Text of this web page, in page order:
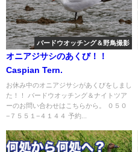
バードウオッチング＆野鳥撮影
オニアジサシのあくび！！
Caspian Tern.
お休み中のオニアジサシがあくびをしまし
た！！ バードウオッチング＆ナイトツア
ーのお問い合わせはこちらから。 ０５０
−７５５１−４１４４ 予約...